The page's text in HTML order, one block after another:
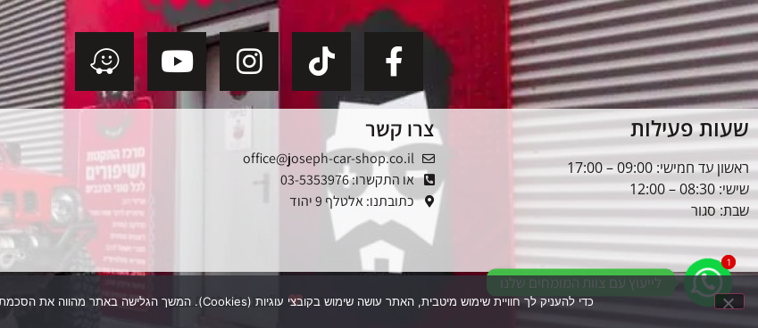
שעות פעילות
ראשון עד חמישי: 09:00 – 17:00
שישי: 08:30 – 12:00
שבת: סגור
צרו קשר
office@joseph-car-shop.co.il
או התקשרו: 03-5353976
כתובתנו: אלטלף 9 יהוד
נבנה ב ע"י בן - ג'ט בניית אתריםכדי להעניק לך חוויית שימוש מיטבית, האתר עושה שימוש בקובצי עוגיות (Cookies). המשך הגלישה באתר מהווה את הסכמתך למדיניות העוגיות שלנו.
לייעוץ עם צוות המומחים שלנו
11